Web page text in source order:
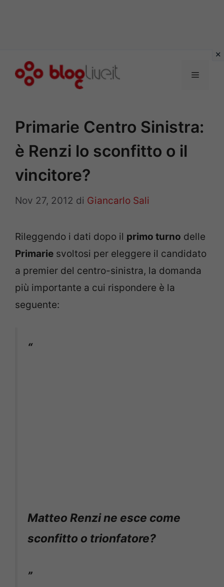
Menu
Primarie Centro Sinistra:
è Renzi lo sconfitto o il
vincitore?
Nov 27, 2012 di Giancarlo Sali
Rileggendo i dati dopo il primo turno delle
Primarie svoltosi per eleggere il candidato
a premier del centro-sinistra, la domanda
più importante a cui rispondere è la
seguente:
“
Matteo Renzi ne esce come
sconfitto o trionfatore?
”